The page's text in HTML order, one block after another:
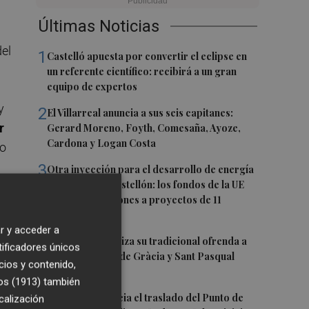
Últimas Noticias
1 Castelló apuesta por convertir el eclipse en
un referente científico: recibirá a un gran
equipo de expertos
2El Villarreal anuncia a sus seis capitanes:
Gerard Moreno, Foyth, Comesaña, Ayoze,
Cardona y Logan Costa
3Otra inyección para el desarrollo de energía
renovable en Castellón: los fondos de la UE
destinan 19 millones a proyectos de 11
4 El Villarreal realiza su tradicional ofrenda a
la Mare de Déu de Gràcia y Sant Pasqual
Baylón
5
Vila-real denuncia el traslado del Punto de
y acceder a
únicos
y contenido,
(1913) también